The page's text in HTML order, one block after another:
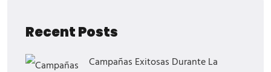
Recent Posts
Campañas Exitosas Durante La